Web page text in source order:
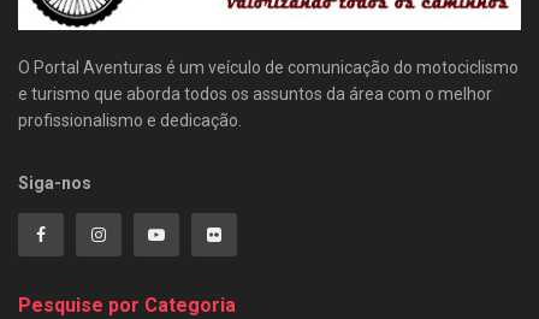
O Portal Aventuras é um veículo de comunicação do motociclismo
e turismo que aborda todos os assuntos da área com o melhor
profissionalismo e dedicação.
Siga-nos
Pesquise por Categoria